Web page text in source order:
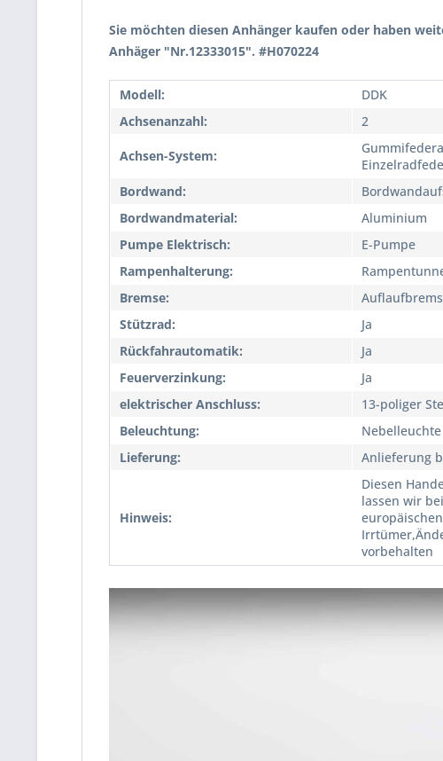
Sie möchten diesen Anhänger kaufen oder haben
Anhäger "Nr.12333015". #H070224
Modell:
DDK
Achsenanzahl:
2
Achsen-System:
Bordwand:
Bordwandmaterial:
Aluminium
Pumpe Elektrisch:
E-Pumpe
Rampenhalterung:
Bremse:
Stützrad:
Ja
Rückfahrautomatik:
Ja
Feuerverzinkung:
Ja
elektrischer Anschluss:
13-poliger
Beleuchtung:
Nebelleuchte
Lieferung:
Anlieferung
Hinweis:
Diesen
lassen wir
vorbehalten